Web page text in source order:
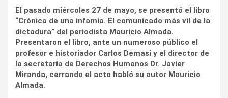
El pasado miércoles 27 de mayo, se presentó el libro
“Crónica de una infamia. El comunicado más vil de la
dictadura” del periodista Mauricio Almada.
Presentaron el libro, ante un numeroso público el
profesor e historiador Carlos Demasi y el director de
la secretaría de Derechos Humanos Dr. Javier
Miranda, cerrando el acto habló su autor Mauricio
Almada.